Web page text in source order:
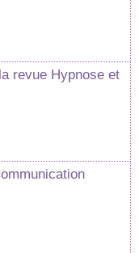
revue Hypnose et